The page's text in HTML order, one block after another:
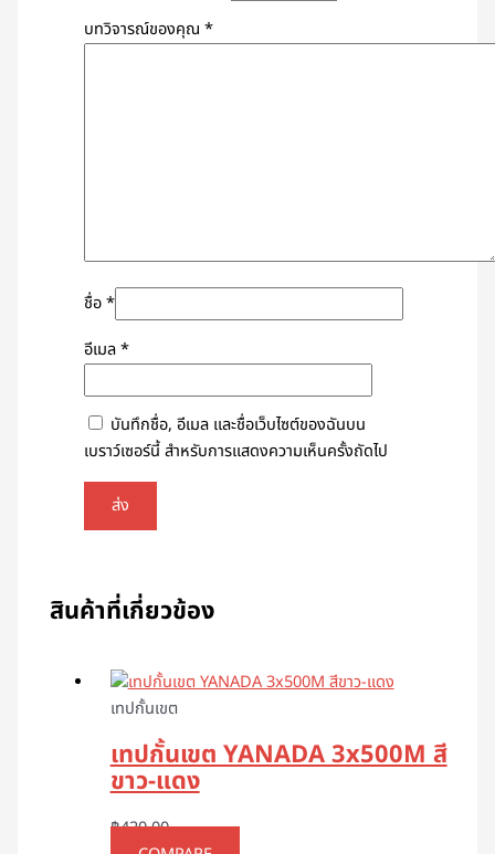
บทวิจารณ์ของคุณ*
ชื่อ*
อีเมล*
บันทึกชื่อ, อีเมล และชื่อเว็บไซต์ของฉันบน
เบราว์เซอร์นี้ สำหรับการแสดงความเห็นครั้งถัดไป
สินค้าที่เกี่ยวข้อง
เทปกั้นเขต
เทปกั้นเขต YANADA 3x500M สี
ขาว-แดง
฿420.00